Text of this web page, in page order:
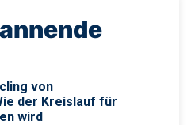
von
der Kreislauf für
wird